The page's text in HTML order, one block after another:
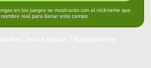
en los juegos se mostrarán con el nickname que
real para llenar este campo.
Inicia sesión Registrarme